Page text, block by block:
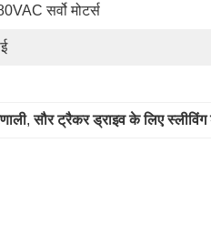
सर्वो मोटर्स
, सौर ट्रैकर ड्राइव के लिए स्लीविंग